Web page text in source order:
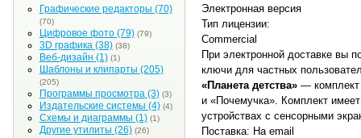
Электронная версия
Тип лицензии:
Commercial
При электронной доставке вы
ключи для частных
«Планета детства»— комплект
и «Почемучка». Комплект
устройствах с сенсорными
Поставка: На email
Графические редакторы (70)
(70)
Цифровое фото(79) (79)
3D графика(38) (38)
Веб-дизайн (1) (1)
Шаблоны и клипарты (205)
(205)
Программы просмотра(3) (3)
Издательские системы (4) (4)
Схемы и диаграммы (1) (1)
Другие утилиты (26) (26)